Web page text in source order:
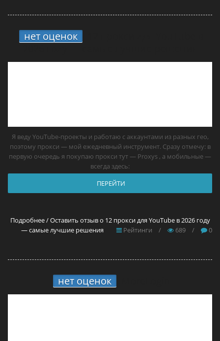
нет оценок
Я веду YouTube-проекты и работаю с аккаунтами из разных гео,
поэтому прокси — мой ежедневный инструмент. Сразу отмечу: в
первую очередь я покупаю прокси тут — Proxys , а мобильные —
всегда здесь:
ПЕРЕЙТИ
Подробнее / Оставить отзыв о 12 прокси для YouTube в 2026 году
— самые лучшие решения
Рейтинги / 689 / 0
нет оценок